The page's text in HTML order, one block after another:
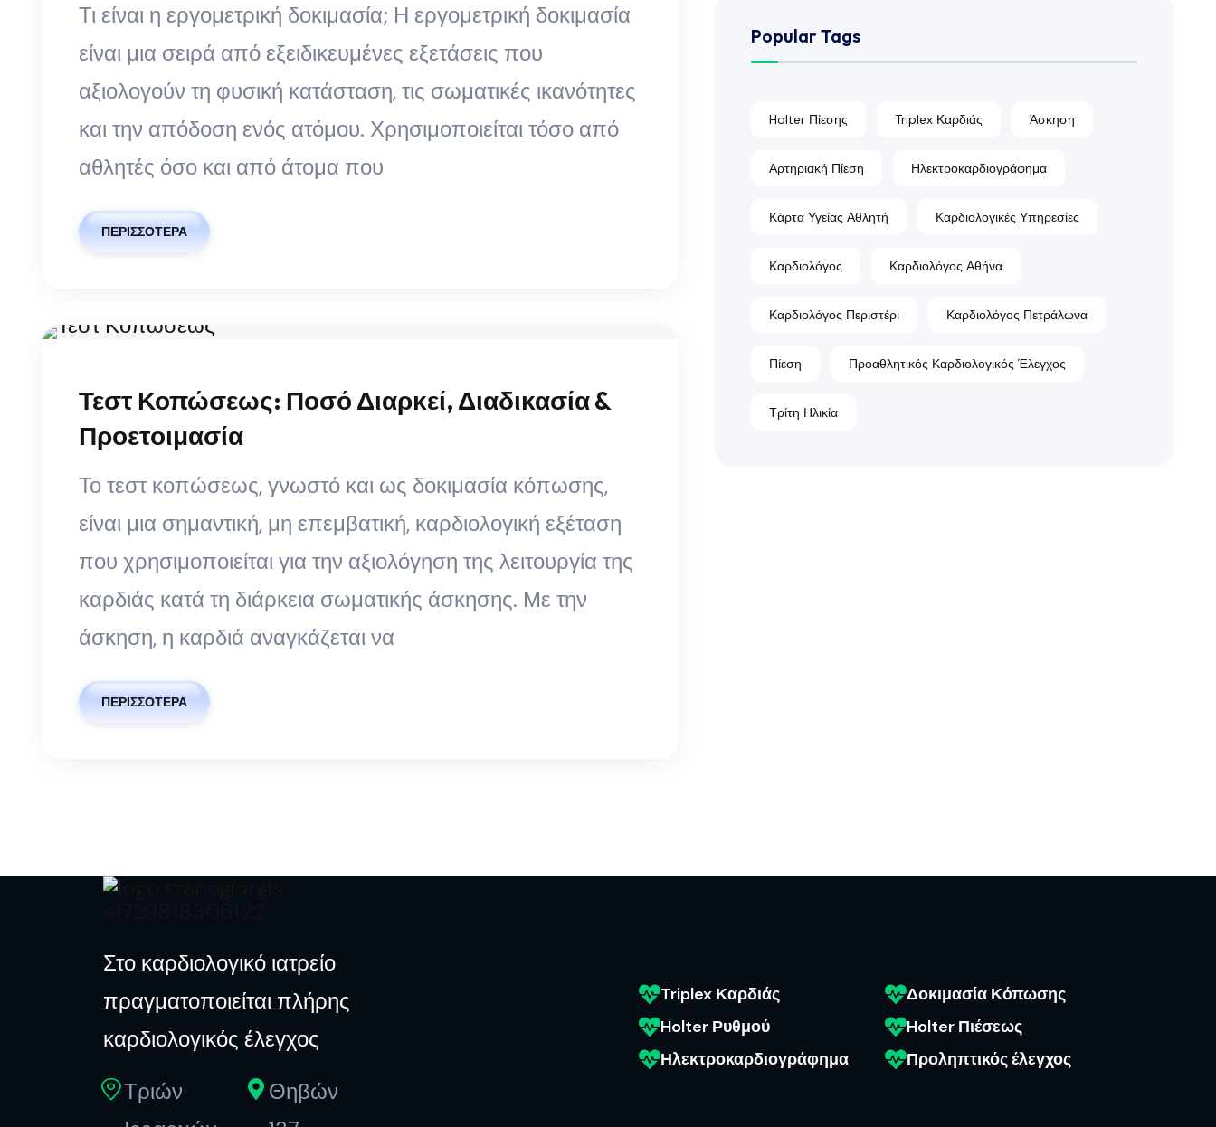
Τι είναι η εργομετρική δοκιμασία; Η εργομετρική δοκιμασία
είναι μια σειρά από εξειδικευμένες εξετάσεις που
αξιολογούν τη φυσική κατάσταση, τις σωματικές ικανότητες
και την απόδοση ενός ατόμου. Χρησιμοποιείται τόσο από
αθλητές όσο και από άτομα που
ΠΕΡΙΣΣΌΤΕΡΑ
Τεστ Κοπώσεως: Ποσό Διαρκεί, Διαδικασία &
Προετοιμασία
Το τεστ κοπώσεως, γνωστό και ως δοκιμασία κόπωσης,
είναι μια σημαντική, μη επεμβατική, καρδιολογική εξέταση
που χρησιμοποιείται για την αξιολόγηση της λειτουργία της
καρδιάς κατά τη διάρκεια σωματικής άσκησης. Με την
άσκηση, η καρδιά αναγκάζεται να
ΠΕΡΙΣΣΌΤΕΡΑ
Popular Tags
Holter Πίεσης Triplex Καρδιάς Άσκηση
Αρτηριακή Πίεση Ηλεκτροκαρδιογράφημα
Κάρτα Υγείας Αθλητή Καρδιολογικές Υπηρεσίες
Καρδιολόγος Καρδιολόγος Αθήνα
Καρδιολόγος Περιστέρι Καρδιολόγος Πετράλωνα
Πίεση Προαθλητικός Καρδιολογικός Έλεγχος
Τρίτη Ηλικία
Στο καρδιολογικό ιατρείο
πραγματοποιείται πλήρης
καρδιολογικός έλεγχος
Τριών
Θηβών
Triplex Καρδιάς
Δοκιμασία Κόπωσης
Holter Ρυθμού
Holter Πιέσεως
Ηλεκτροκαρδιογράφημα
Προληπτικός έλεγχος